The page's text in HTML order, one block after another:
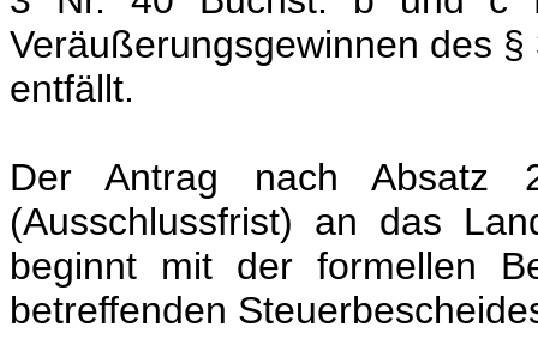
Veräußerungsgewinnen des
entfällt.
Der Antrag nach Absatz
(Ausschlussfrist) an das
beginnt mit der formellen
betreffenden